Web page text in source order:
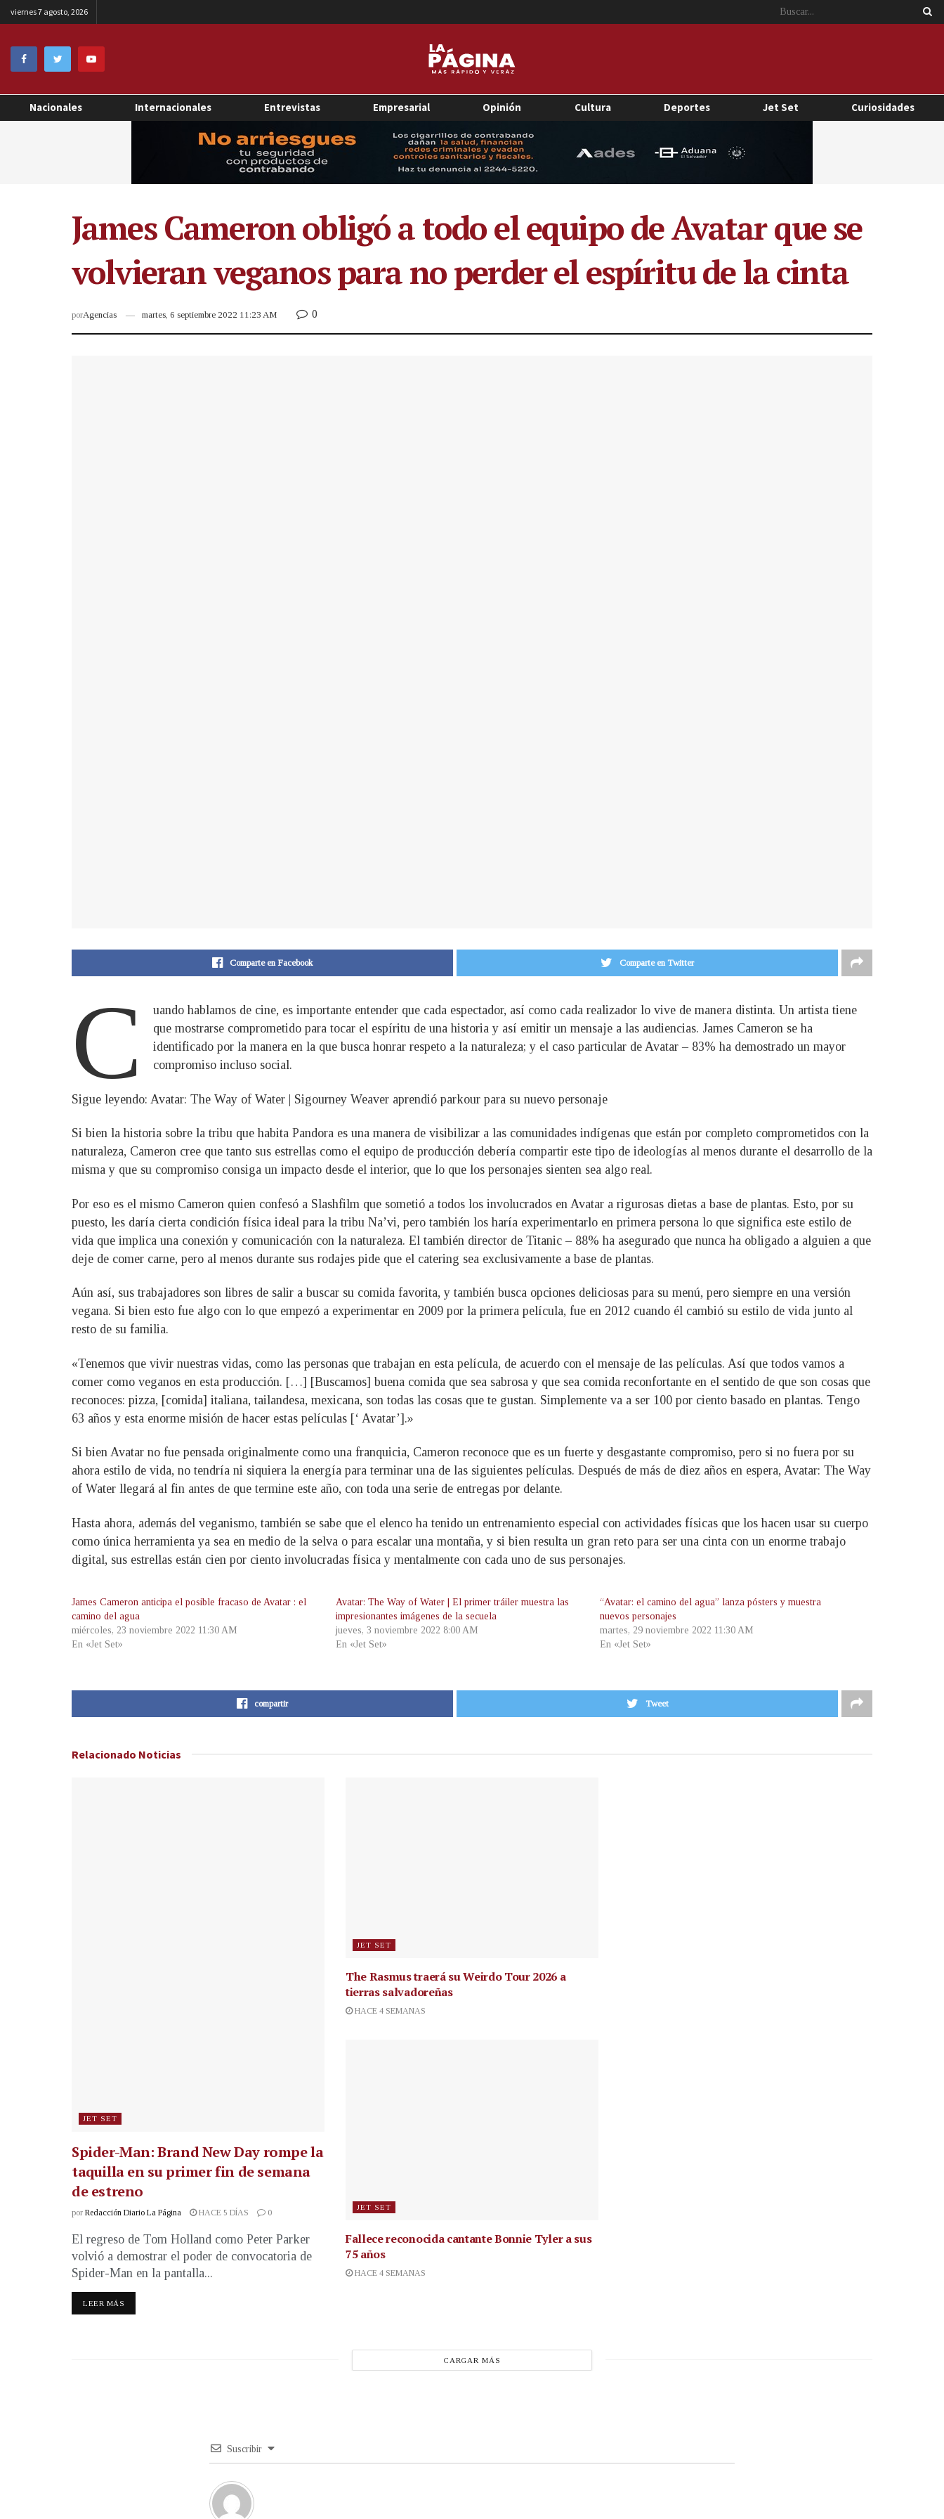
viernes 7 agosto, 2026
Nacionales Internacionales Entrevistas Empresarial Opinión Cultura Deportes Jet Set Curiosidades
James Cameron obligó a todo el equipo de Avatar que se
volvieran veganos para no perder el espíritu de la cinta
porAgencias martes, 6 septiembre 2022 11:23 AM 0
Comparte en Facebook Comparte en Twitter
C
uando hablamos de cine, es importante entender que cada espectador, así como cada realizador lo vive de manera distinta. Un artista tiene
que mostrarse comprometido para tocar el espíritu de una historia y así emitir un mensaje a las audiencias. James Cameron se ha
identificado por la manera en la que busca honrar respeto a la naturaleza; y el caso particular de Avatar – 83% ha demostrado un mayor
compromiso incluso social.
Sigue leyendo: Avatar: The Way of Water | Sigourney Weaver aprendió parkour para su nuevo personaje
Si bien la historia sobre la tribu que habita Pandora es una manera de visibilizar a las comunidades indígenas que están por completo comprometidos con la
naturaleza, Cameron cree que tanto sus estrellas como el equipo de producción debería compartir este tipo de ideologías al menos durante el desarrollo de la
misma y que su compromiso consiga un impacto desde el interior, que lo que los personajes sienten sea algo real.
Por eso es el mismo Cameron quien confesó a Slashfilm que sometió a todos los involucrados en Avatar a rigurosas dietas a base de plantas. Esto, por su
puesto, les daría cierta condición física ideal para la tribu Na’vi, pero también los haría experimentarlo en primera persona lo que significa este estilo de
vida que implica una conexión y comunicación con la naturaleza. El también director de Titanic – 88% ha asegurado que nunca ha obligado a alguien a que
deje de comer carne, pero al menos durante sus rodajes pide que el catering sea exclusivamente a base de plantas.
Aún así, sus trabajadores son libres de salir a buscar su comida favorita, y también busca opciones deliciosas para su menú, pero siempre en una versión
vegana. Si bien esto fue algo con lo que empezó a experimentar en 2009 por la primera película, fue en 2012 cuando él cambió su estilo de vida junto al
resto de su familia.
«Tenemos que vivir nuestras vidas, como las personas que trabajan en esta película, de acuerdo con el mensaje de las películas. Así que todos vamos a
comer como veganos en esta producción. […] [Buscamos] buena comida que sea sabrosa y que sea comida reconfortante en el sentido de que son cosas que
reconoces: pizza, [comida] italiana, tailandesa, mexicana, son todas las cosas que te gustan. Simplemente va a ser 100 por ciento basado en plantas. Tengo
63 años y esta enorme misión de hacer estas películas [‘ Avatar’].»
Si bien Avatar no fue pensada originalmente como una franquicia, Cameron reconoce que es un fuerte y desgastante compromiso, pero si no fuera por su
ahora estilo de vida, no tendría ni siquiera la energía para terminar una de las siguientes películas. Después de más de diez años en espera, Avatar: The Way
of Water llegará al fin antes de que termine este año, con toda una serie de entregas por delante.
Hasta ahora, además del veganismo, también se sabe que el elenco ha tenido un entrenamiento especial con actividades físicas que los hacen usar su cuerpo
como única herramienta ya sea en medio de la selva o para escalar una montaña, y si bien resulta un gran reto para ser una cinta con un enorme trabajo
digital, sus estrellas están cien por ciento involucradas física y mentalmente con cada uno de sus personajes.
James Cameron anticipa el posible fracaso de Avatar : el
camino del agua
miércoles, 23 noviembre 2022 11:30 AM
En «Jet Set»
Avatar: The Way of Water | El primer tráiler muestra las
impresionantes imágenes de la secuela
jueves, 3 noviembre 2022 8:00 AM
En «Jet Set»
“Avatar: el camino del agua” lanza pósters y muestra
nuevos personajes
martes, 29 noviembre 2022 11:30 AM
En «Jet Set»
compartir Tweet
Relacionado Noticias
JET SET
Spider-Man: Brand New Day rompe la
taquilla en su primer fin de semana
de estreno
por Redacción Diario La Página HACE 5 DÍAS 0
El regreso de Tom Holland como Peter Parker
volvió a demostrar el poder de convocatoria de
Spider-Man en la pantalla...
LEER MÁS
JET SET
The Rasmus traerá su Weirdo Tour 2026 a
tierras salvadoreñas
HACE 4 SEMANAS
JET SET
Fallece reconocida cantanteBonnie Tyler a sus
75 años
HACE 4 SEMANAS
CARGAR MÁS
Suscribir